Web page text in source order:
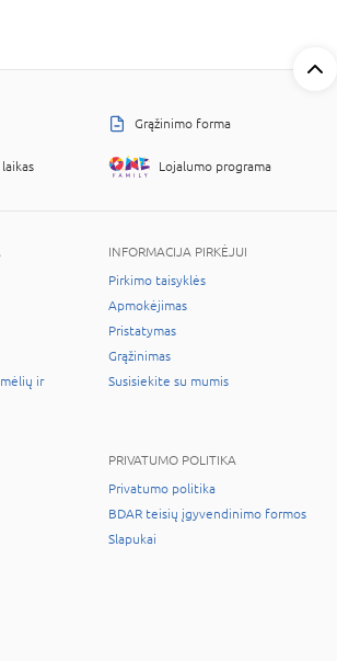
Grąžinimo forma
Lojalumo programa
ir
INFORMACIJA PIRKĖJUI
Pirkimo taisyklės
Apmokėjimas
Pristatymas
Grąžinimas
Susisiekite su mumis
PRIVATUMO POLITIKA
Privatumo politika
BDAR teisių įgyvendinimo formos
Slapukai